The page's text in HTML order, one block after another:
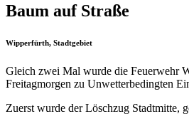
Baum auf Straße
Wipperfürth, Stadtgebiet
Gleich zwei Mal wurde die Feuerwehr
Freitagmorgen zu Unwetterbedingten
Zuerst wurde der Löschzug Stadtmitte,